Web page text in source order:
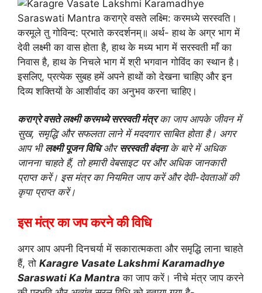
कराग्रे वसते लक्ष्मी करमध्ये सरस्वती मंत्रका जाप आपके जीवन में
सुख, समृद्धि और सफलता लाने में मददगार साबित होता है। अगर
आप भीलक्ष्मी पूजन विधिऔर सरस्वती वंदनाके बारे में अधिक
जानना चाहते हैं, तो हमारी वेबसाइट पर और अधिक जानकारी
प्राप्त करें। इस मंत्र का नियमित जाप करें और देवी-देवताओं की
कृपा प्राप्त करें।
इस मंत्र का जप करने की विधि
अगर आप अपनी दिनचर्या में सकारात्मकता और समृद्धि लाना चाहते
हैं, तो Karagre Vasate Lakshmi Karamadhye
Saraswati Ka Mantra का जाप करें। नीचे मंत्र जाप करने